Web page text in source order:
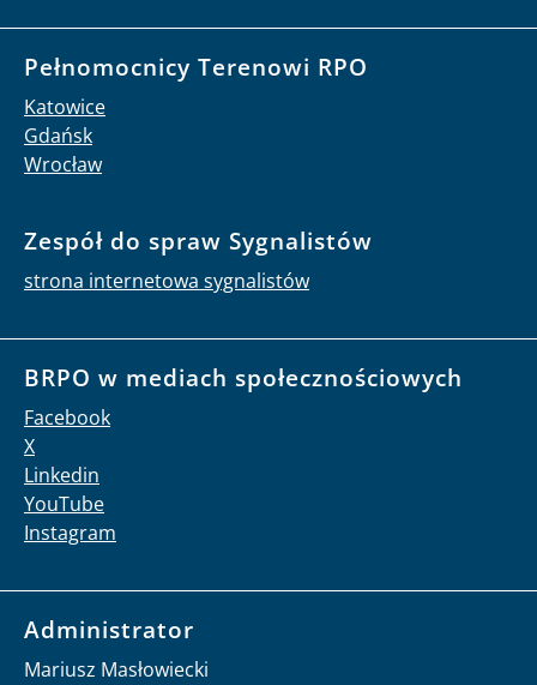
Pełnomocnicy Terenowi RPO
Katowice
Gdańsk
Wrocław
Zespół do spraw Sygnalistów
strona internetowa sygnalistów
BRPO w mediach społecznościowych
Facebook
X
Linkedin
YouTube
Instagram
Administrator
Mariusz Masłowiecki